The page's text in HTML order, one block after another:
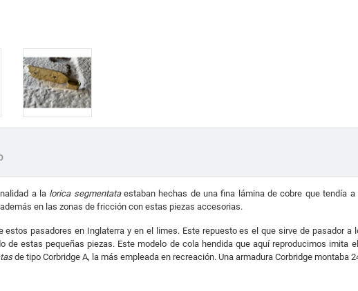
a la lorica segmentataestaban hechas de una fina lámina de cobre que tendía
en las zonas de fricción con estas piezas accesorias.
estos pasadores en Inglaterra y en el limes. Este repuesto es el que sirve de pasador a
de estas pequeñas piezas. Este modelo de cola hendida que aquí reproducimos imita
de tipo Corbridge A, la más empleada en recreación. Una armadura Corbridge montaba